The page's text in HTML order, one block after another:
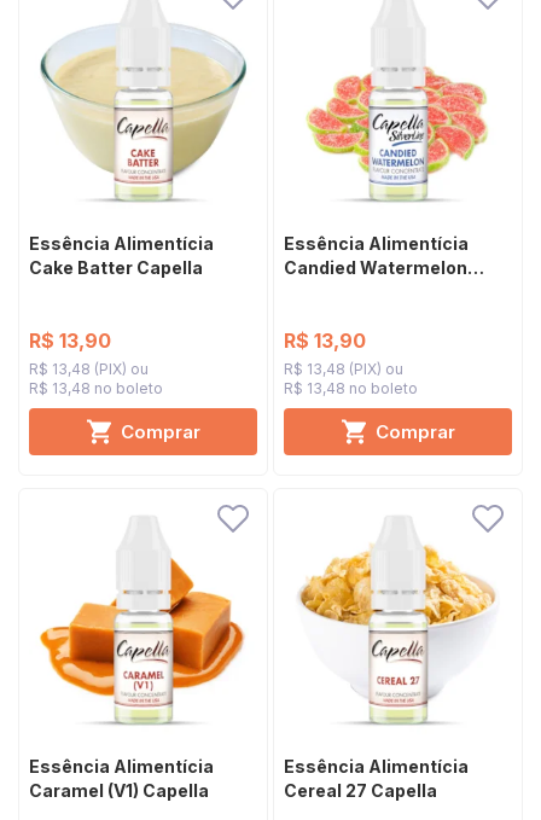
Essência Alimentícia
Cake Batter Capella
R$ 13,90
R$ 13,48 (PIX)
R$ 13,48 no boleto
Comprar
Essência Alimentícia
Candied Watermelon
R$ 13,90
R$ 13,48 (PIX)
R$ 13,48 no boleto
Comprar
Essência Alimentícia
Caramel (V1) Capella
Essência Alimentícia
Cereal 27 Capella